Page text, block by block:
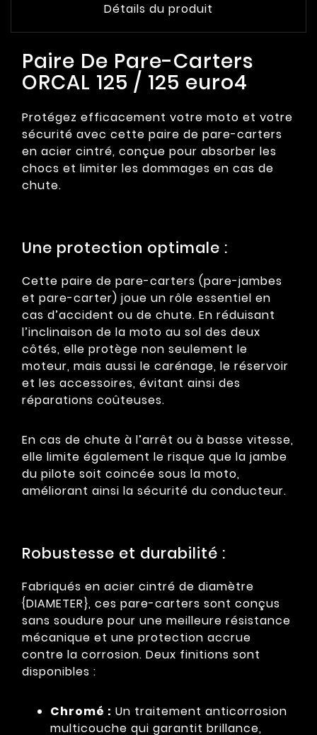
Détails du produit
Paire De Pare-Carters
ORCAL 125 / 125 euro4
Protégez efficacement votre moto et votre
sécurité avec cette paire de pare-carters
en acier cintré, conçue pour absorber les
chocs et limiter les dommages en cas de
chute.
Une protection optimale :
Cette paire de pare-carters (pare-jambes
et pare-carter) joue un rôle essentiel en
cas d’accident ou de chute. En réduisant
l’inclinaison de la moto au sol des deux
côtés, elle protège non seulement le
moteur, mais aussi le carénage, le réservoir
et les accessoires, évitant ainsi des
réparations coûteuses.
En cas de chute à l’arrêt ou à basse vitesse,
elle limite également le risque que la jambe
du pilote soit coincée sous la moto,
améliorant ainsi la sécurité du conducteur.
Robustesse et durabilité :
Fabriqués en acier cintré de diamètre
{DIAMETER}, ces pare-carters sont conçus
sans soudure pour une meilleure résistance
mécanique et une protection accrue
contre la corrosion. Deux finitions sont
disponibles :
Chromé : Un traitement anticorrosion
multicouche qui garantit brillance,